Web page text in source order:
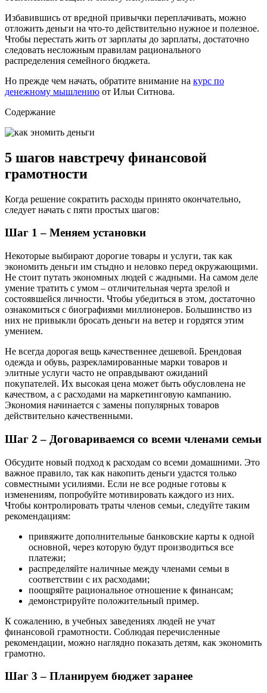
Избавившись от вредной привычки переплачивать, можно
отложить деньги на что-то действительно нужное и полезное.
Чтобы перестать жить от зарплаты до зарплаты, достаточно
следовать несложным правилам рационального
распределения семейного бюджета.
Но прежде чем начать, обратите внимание на курс по
денежному мышлению от Ильи Ситнова.
Содержание
5 шагов навстречу финансовой
грамотности
Когда решение сократить расходы принято окончательно,
следует начать с пяти простых шагов:
Шаг 1 – Меняем установки
Некоторые выбирают дорогие товары и услуги, так как
экономить деньги им стыдно и неловко перед окружающими.
Не стоит путать экономных людей с жадными. На самом деле
умение тратить с умом – отличительная черта зрелой и
состоявшейся личности. Чтобы убедиться в этом, достаточно
ознакомиться с биографиями миллионеров. Большинство из
них не привыкли бросать деньги на ветер и гордятся этим
умением.
Не всегда дорогая вещь качественнее дешевой. Брендовая
одежда и обувь, разрекламированные марки товаров и
элитные услуги часто не оправдывают ожиданий
покупателей. Их высокая цена может быть обусловлена не
качеством, а с расходами на маркетинговую кампанию.
Экономия начинается с замены популярных товаров
действительно качественными.
Шаг 2 – Договариваемся со всеми членами семьи
Обсудите новый подход к расходам со всеми домашними. Это
важное правило, так как накопить деньги удастся только
совместными усилиями. Если не все родные готовы к
изменениям, попробуйте мотивировать каждого из них.
Чтобы контролировать траты членов семьи, следуйте таким
рекомендациям:
привяжите дополнительные банковские карты к одной
основной, через которую будут производиться все
платежи;
распределяйте наличные между членами семьи в
соответствии с их расходами;
поощряйте рациональное отношение к финансам;
демонстрируйте положительный пример.
К сожалению, в учебных заведениях людей не учат
финансовой грамотности. Соблюдая перечисленные
рекомендации, можно наглядно показать детям, как экономить
грамотно.
Шаг 3 – Планируем бюджет заранее